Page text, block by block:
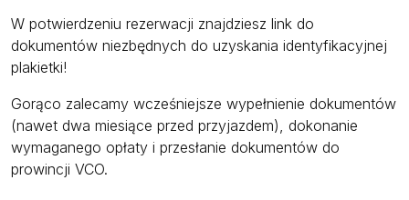
W potwierdzeniu rezerwacji znajdziesz link do
dokumentów niezbędnych do uzyskania identyfikacyjnej
plakietki!
Gorąco zalecamy wcześniejsze wypełnienie dokumentów
(nawet dwa miesiące przed przyjazdem), dokonanie
wymaganego opłaty i przesłanie dokumentów do
prowincji VCO.